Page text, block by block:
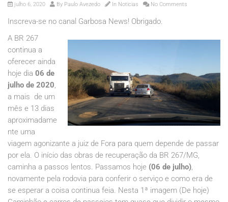
julho 6, 2020 By Paulo Avezedo In Noticias No Comments
Inscreva-se no canal Garbosa News! Obrigado.
A BR 267
continua a
oferecer ainda
hoje dia 06 de
julho de 2020,
a mais de um
mês e 13 dias
aproximadame
nte uma
viagem agonizante a juiz de Fora para quem depende de passar
por ela. O início das obras de recuperação da BR 267/MG,
caminha a passos lentos. Passamos hoje (06 de julho),
novamente pela rodovia para conferir o serviço e como era de
se esperar a coisa continua feia. Nesta 1ª imagem (De hoje)